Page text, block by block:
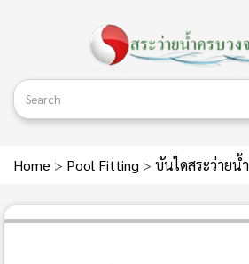
Home > Pool Fitting > บันไดสระว่ายน้ำ